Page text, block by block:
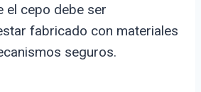
el cepo debe ser
fabricado con materiales
seguros.